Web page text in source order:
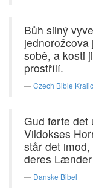
Bůh silný
sobě, a kosti
prostřílí.
Czech Bible
Gud førte
Vildokses
står det
deres Lænder
Danske Bibel